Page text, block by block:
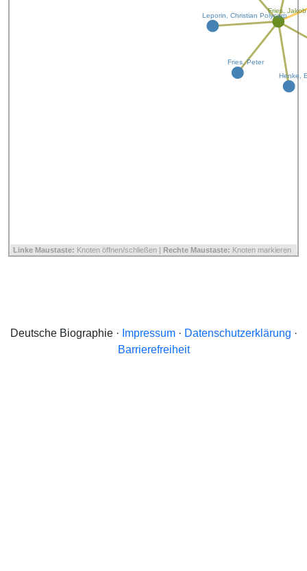
Fries,
Fries, Peter
Leporin, Christian Polycarp
Henke,
Linke Maustaste: Knoten öffnen/schließen | Rechte Maustaste: Knoten markieren
Deutsche Biographie · Impressum· Datenschutzerklärung ·
Barrierefreiheit